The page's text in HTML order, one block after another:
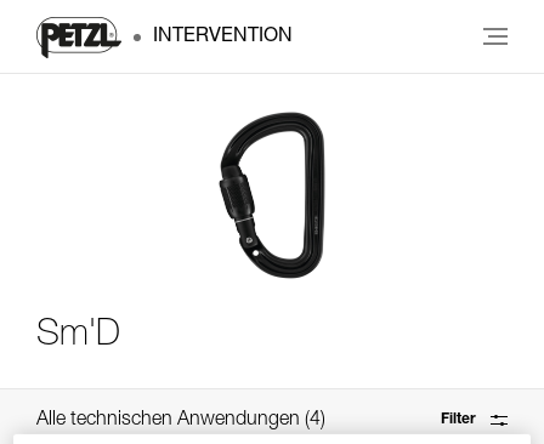
INTERVENTION
Sm'D
Alle technischen Anwendungen 4 Filter